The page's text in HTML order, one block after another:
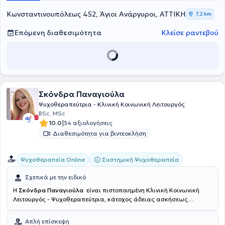
Κωνσταντινουπόλεως 452, Άγιοι Ανάργυροι, ΑΤΤΙΚΗ 7,2 km
Επόμενη διαθεσιμότητα Κλείσε ραντεβού
Σκόνδρα Παναγιούλα
Ψυχοθεραπεύτρια - Κλινική Κοινωνική Λειτουργός
BSc, MSc
10.0|34 αξιολογήσεις
Διαθεσιμότητα για βιντεοκλήση
Ψυχοθεραπεία Online Συστημική Ψυχοθεραπεία
Σχετικά με την ειδικό
Η Σκόνδρα Παναγιούλα είναι πιστοποιημένη Κλινική Κοινωνική
Λειτουργός - Ψυχοθεραπεύτρια, κάτοχος άδειας ασκήσεως
Πατρών. Εξειδικεύτηκε και ολοκλήρωσε την 4ετή εκπαίδευση της
Απλή επίσκεψη